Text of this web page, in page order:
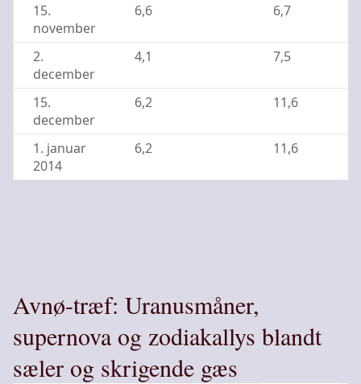
15.
november
6,6 6,7
2.
december
4,1 7,5
15.
december
6,2 11,6
1. januar
2014
6,2 11,6
Avnø-træf: Uranusmåner,
supernova og zodiakallys blandt
sæler og skrigende gæs